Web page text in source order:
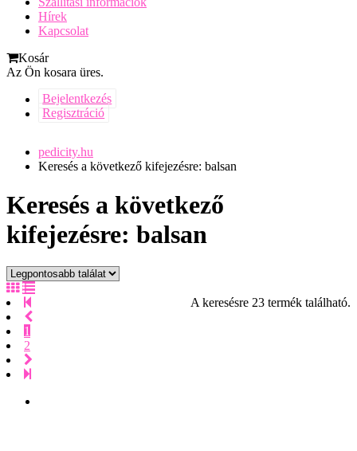
Hírek
Kapcsolat
Kosár
Az Ön kosara üres.
Bejelentkezés
Regisztráció
pedicity.hu
Keresés a következő kifejezésre: balsan
Keresés a következő
kifejezésre: balsan
A keresésre 23 termék található.
1
2